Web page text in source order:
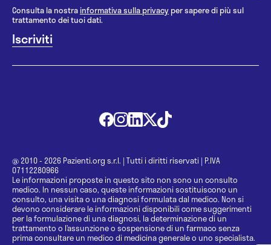
Consulta la nostrainformativa sulla privacy per sapere di più sul
trattamento dei tuoi dati.
@ 2010 - 2026 Pazienti.org s.r.l. | Tutti i diritti riservati | P.IVA
07112280966
Le informazioni proposte in questo sito non sono un consulto
medico. In nessun caso, queste informazioni sostituiscono un
consulto, una visita o una diagnosi formulata dal medico. Non si
devono considerare le informazioni disponibili come suggerimenti
per la formulazione di una diagnosi, la determinazione di un
trattamento o l’assunzione o sospensione di un farmaco senza
prima consultare un medico di medicina generale o uno specialista.